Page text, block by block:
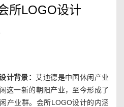
所LOGO设计
计背景： 艾迪德是中国休闲产业
这一新的朝阳产业，至今形成了
产业群。会所LOGO设计的内涵